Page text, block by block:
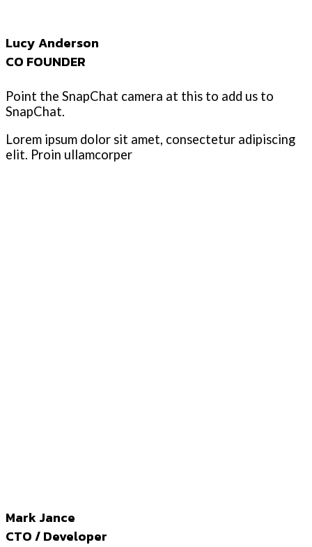
Lucy Anderson
CO FOUNDER
Point the SnapChat camera at this to add us to
SnapChat.
Lorem ipsum dolor sit amet, consectetur adipiscing
elit. Proin ullamcorper
Mark Jance
CTO / Developer